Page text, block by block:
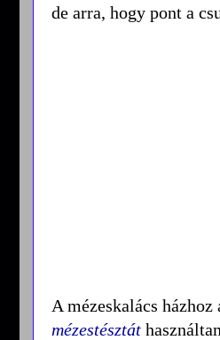
de arra, hogy pont a
A mézeskalács
mézestésztát